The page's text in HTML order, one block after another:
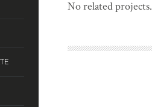
No related projects.